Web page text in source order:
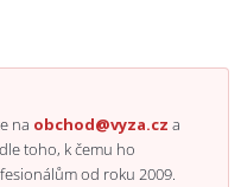
na obchod@vyza.cz a
toho, k čemu ho
od roku 2009.